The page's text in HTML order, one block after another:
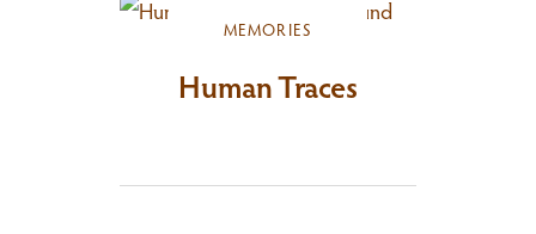
MEMORIES
Human Traces